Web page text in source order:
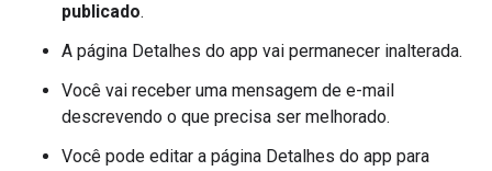
publicado.
A página Detalhes do app vai permanecer inalterada.
Você vai receber uma mensagem de e-mail
descrevendo o que precisa ser melhorado.
Você pode editar a página Detalhes do app para